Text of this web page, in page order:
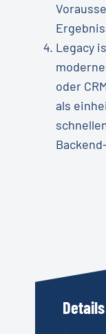
Legacy
oder
als
Details